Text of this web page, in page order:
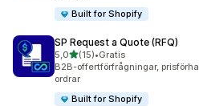
Built for Shopify
SP Request a Quote (RFQ)
5,0av 5 stjärnor
(15)
15 recensioner totalt
•Gratis
B2B-offertförfrågningar,
ordrar
Built for Shopify